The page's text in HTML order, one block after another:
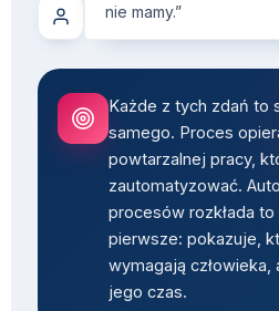
nie mamy.”
Każde z tych zdań to
samego. Proces
powtarzalnej pracy,
zautomatyzować.
procesów rozkłada to
pierwsze: pokazuje,
wymagają
jego czas.